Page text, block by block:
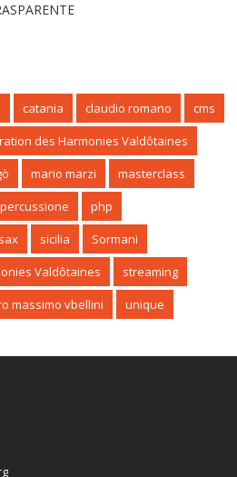
catania claudio romano
cms
des Harmonies Valdôtaines
mario marzi
masterclass
percussione
php
sax sicilia
Sormani
Valdôtaines
streaming
massimo vbellini unique